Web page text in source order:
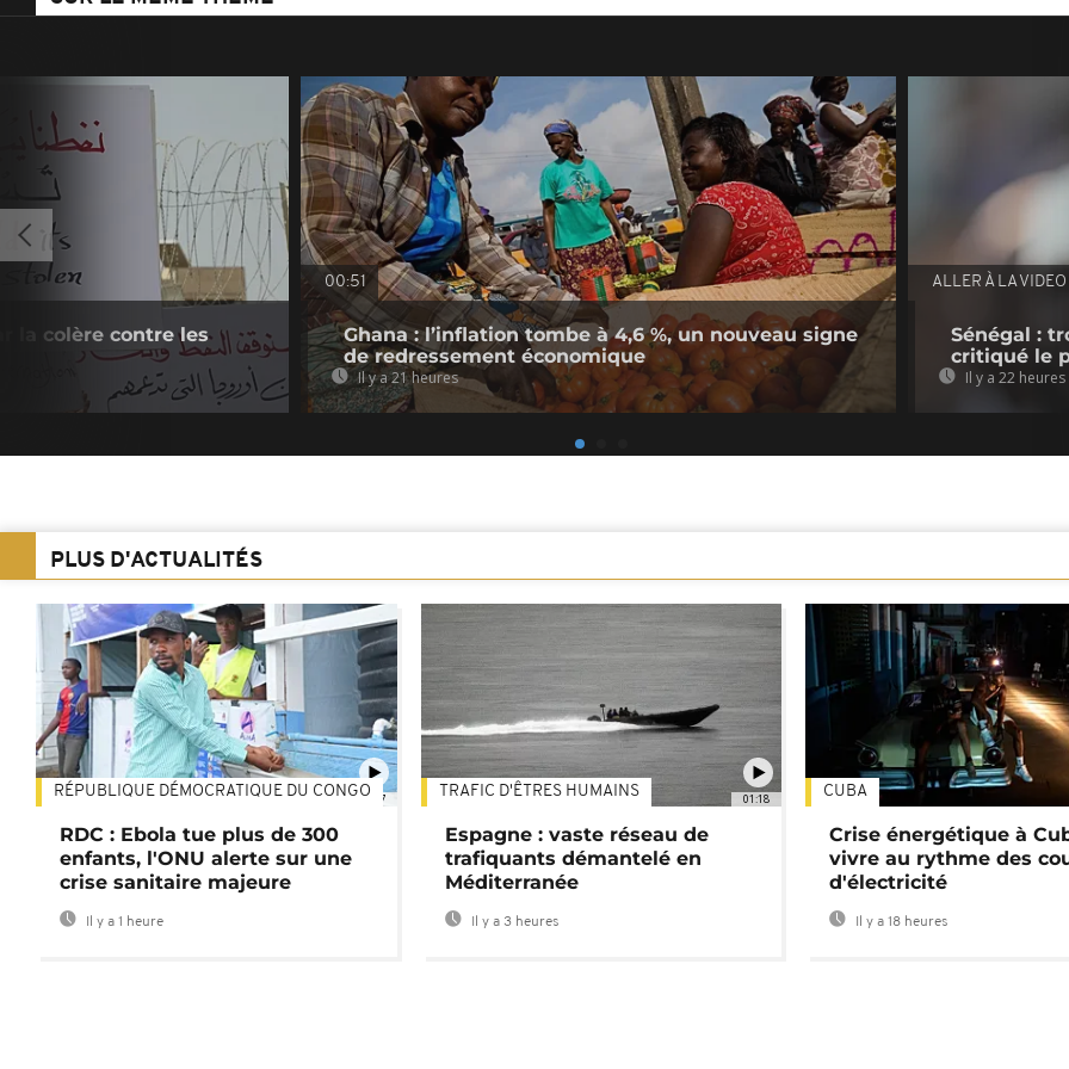
la colère contre les
00:51
Ghana : l’inflation tombe à 4,6 %, un nouveau signe
de redressement économique
Il y a 21 heures
ALLER À LA VIDEO
Sénégal :
critiqué le
Il y a 22 heures
PLUS D'ACTUALITÉS
01:47
RÉPUBLIQUE DÉMOCRATIQUE DU CONGO
RDC : Ebola tue plus de 300
enfants, l'ONU alerte sur une
crise sanitaire majeure
Il y a 1 heure
01:18
TRAFIC D'ÊTRES HUMAINS
Espagne : vaste réseau de
trafiquants démantelé en
Méditerranée
Il y a 3 heures
CUBA
Crise énergétique à
vivre au rythme des
d'électricité
Il y a 18 heures